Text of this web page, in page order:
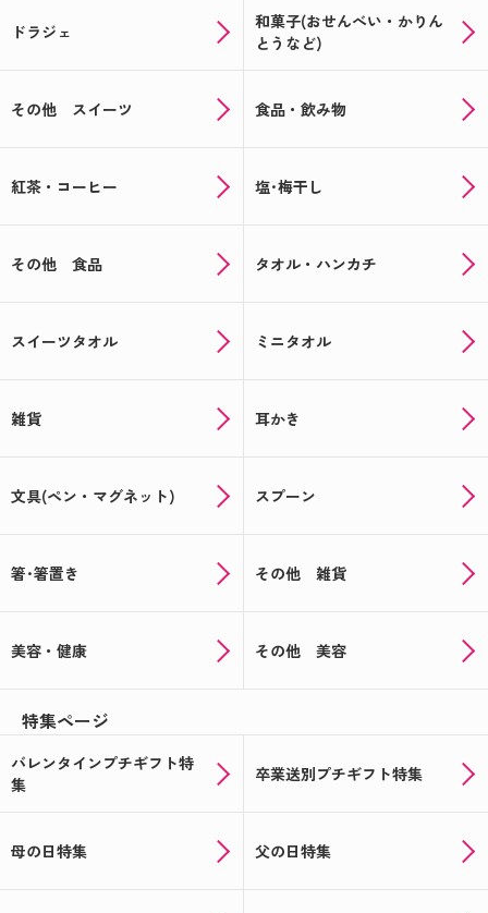
ドラジェ
和菓子(おせんべい・かりん
とうなど)
その他 スイーツ 食品・飲み物
紅茶・コーヒー 塩･梅干し
その他 食品 タオル・ハンカチ
スイーツタオル ミニタオル
雑貨 耳かき
文具(ペン・マグネット) スプーン
箸･箸置き その他 雑貨
美容・健康 その他 美容
特集ページ
バレンタインプチギフト特
集
卒業送別プチギフト特集
母の日特集 父の日特集